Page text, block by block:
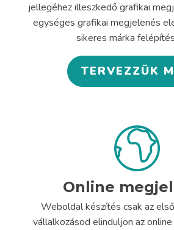
jellegéhez illeszkedő grafikai
egységes grafikai megjelenés
sikeres márka
TERVEZZÜK
Online
Weboldal készítés csak az
vállalkozásod elinduljon az